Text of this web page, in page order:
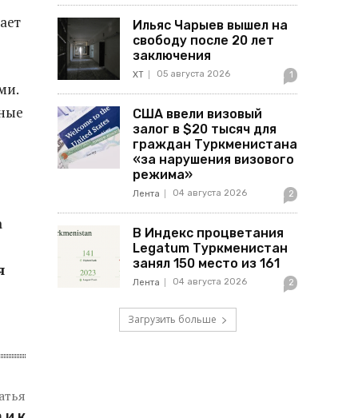
Ильяс Чарыев вышел на
свободу после 20 лет
заключения
ХТ 05 августа 2026 1
США ввели визовый
залог в $20 тысяч для
граждан Туркменистана
«за нарушения визового
режима»
Лента 04 августа 2026 2
В Индекс процветания
Legatum Туркменистан
занял 150 место из 161
Лента 04 августа 2026 2
Загрузить больше